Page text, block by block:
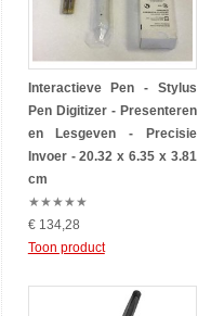
Interactieve Pen - Stylus
Pen Digitizer - Presenteren
en Lesgeven - Precisie
Invoer - 20.32 x 6.35 x 3.81
cm
★★★★★
€ 134,28
Toon product